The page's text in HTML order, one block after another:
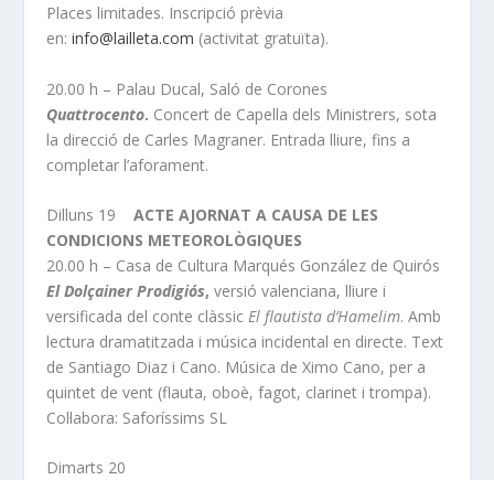
Places limitades. Inscripció prèvia
en:info@lailleta.com (activitat gratuïta).
20.00 h – Palau Ducal, Saló de Corones
Quattrocento. Concert de Capella dels Ministrers, sota
la direcció de Carles Magraner. Entrada lliure, fins a
completar l’aforament.
Dilluns 19ACTE AJORNAT A CAUSA DE LES
CONDICIONS METEOROLÒGIQUES
20.00 h – Casa de Cultura Marqués González de Quirós
El Dolçainer Prodigiós,versió valenciana, lliure i
versificada del conte clàssicEl flautista d’Hamelim. Amb
lectura dramatitzada i música incidental en directe. Text
de Santiago Diaz i Cano. Música de Ximo Cano, per a
quintet de vent (flauta, oboè, fagot, clarinet i trompa).
Col·labora: Saforíssims SL
Dimarts 20